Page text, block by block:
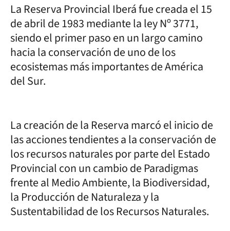
La Reserva Provincial Iberá fue creada el 15
de abril de 1983 mediante la ley Nº 3771,
siendo el primer paso en un largo camino
hacia la conservación de uno de los
ecosistemas más importantes de América
del Sur.
La creación de la Reserva marcó el inicio de
las acciones tendientes a la conservación de
los recursos naturales por parte del Estado
Provincial con un cambio de Paradigmas
frente al Medio Ambiente, la Biodiversidad,
la Producción de Naturaleza y la
Sustentabilidad de los Recursos Naturales.